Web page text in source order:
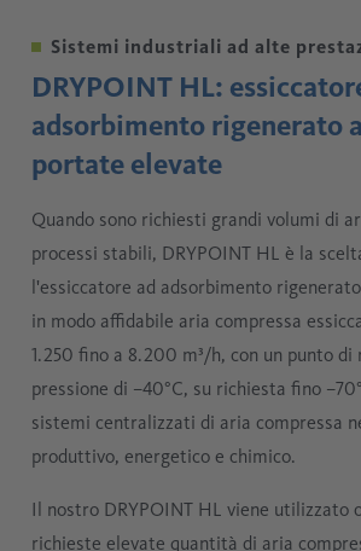
Sistemi industriali ad alte
DRYPOINT HL:
adsorbimento rigenerato
portate elevate
Quando sono richiesti grandi volumi di
processi stabili, DRYPOINT HL è la
l'essiccatore ad adsorbimento
in modo affidabile aria compressa
1.250 fino a 8.200 m³/h, con un punto di
pressione di –40°C, su richiesta fino
sistemi centralizzati di aria compressa
produttivo, energetico e chimico.
Il nostro DRYPOINT HL viene utilizzato
richieste elevate quantità di aria